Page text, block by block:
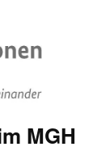
MGH